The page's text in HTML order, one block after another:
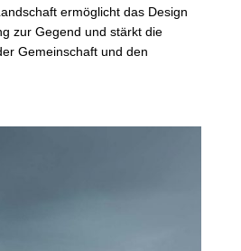
ermöglicht das Design
zur Gegend und stärkt die
Gemeinschaft und den